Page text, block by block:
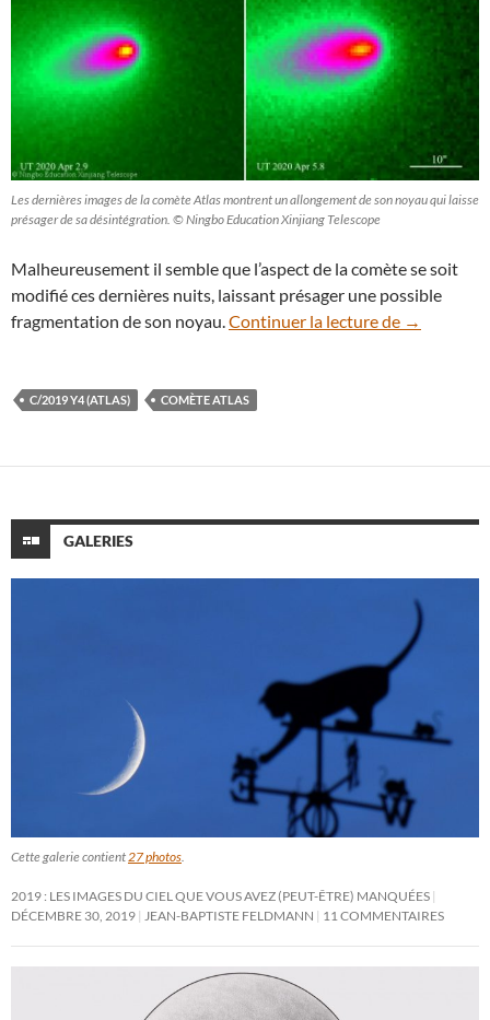
Les dernières images de la comète Atlas montrent un allongement de son noyau qui laisse
présager de sa désintégration. © Ningbo Education Xinjiang Telescope
Malheureusement il semble que l’aspect de la comète se soit
modifié ces dernières nuits, laissant présager une possible
fragmentation de son noyau. Continuer la lecture de La
→
C/2019 Y4 (ATLAS) COMÈTE ATLAS
GALERIES
Cette galerie contient 27 photos
2019 : LES IMAGES DU CIEL QUE VOUS AVEZ (PEUT-ÊTRE) MANQUÉES
DÉCEMBRE 30, 2019
JEAN-BAPTISTE FELDMANN 11 COMMENTAIRES